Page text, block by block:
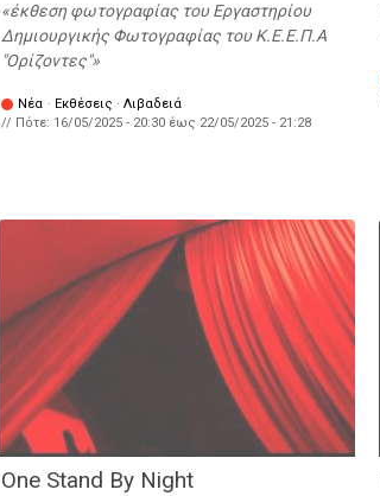
έκθεση φωτογραφίας του Εργαστηρίου
Δημιουργικής Φωτογραφίας του Κ.Ε.Ε.Π.Α
"Ορίζοντες"
Νέα · Εκθέσεις · Λιβαδειά
// Πότε: 16/05/2025 - 20:30 έως 22/05/2025 - 21:28
One Stand By Night